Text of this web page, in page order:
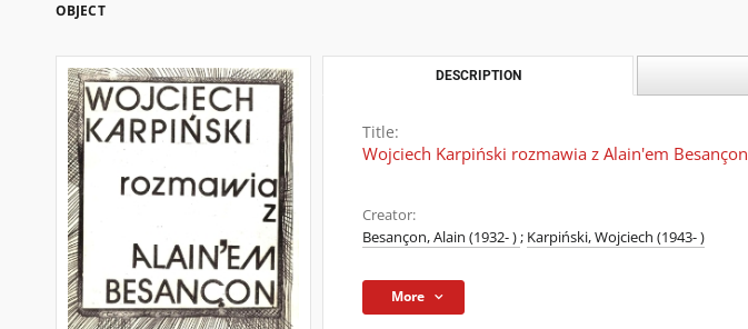
OBJECT
DESCRIPTION
Title:
Wojciech Karpiński rozmawia z Alain'em Besançon
Creator:
Besançon, Alain (1932- ); Karpiński, Wojciech (1943- )
More